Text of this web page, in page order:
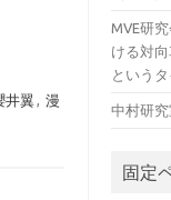
井翼 , 漫
MVE研
ける対
という
中村研
固定